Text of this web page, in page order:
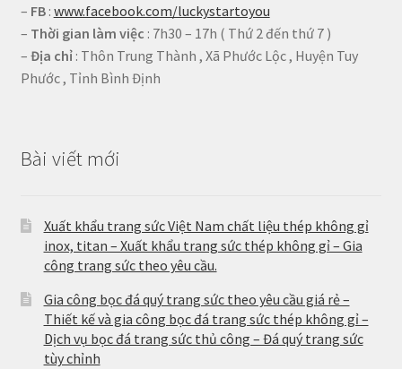
– FB: www.facebook.com/luckystartoyou
– Thời gian làm việc : 7h30 – 17h ( Thứ 2 đến thứ 7 )
– Địa chỉ: Thôn Trung Thành , Xã Phước Lộc , Huyện Tuy
Phước , Tỉnh Bình Định
Bài viết mới
Xuất khẩu trang sức Việt Nam chất liệu thép không gỉ
inox, titan – Xuất khẩu trang sức thép không gỉ – Gia
công trang sức theo yêu cầu.
Gia công bọc đá quý trang sức theo yêu cầu giá rẻ –
Thiết kế và gia công bọc đá trang sức thép không gỉ –
Dịch vụ bọc đá trang sức thủ công – Đá quý trang sức
tùy chỉnh